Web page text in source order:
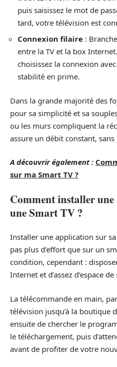
puis saisissez le mot de
tard, votre télévision est
Connexion filaire :
entre la TV et la box
choisissez la connexion
stabilité en prime.
Dans la grande majorité des
pour sa simplicité et sa
ou les murs compliquent la
assure un débit constant, sans
A découvrir également :
sur ma Smart TV ?
Comment installer
une Smart TV ?
Installer une application sur
pas plus d’effort que sur un
condition, cependant :
Internet et d’assez d’espace
La télécommande en main,
télévision jusqu’à la boutique
ensuite de chercher le
le téléchargement, puis
avant de profiter de votre